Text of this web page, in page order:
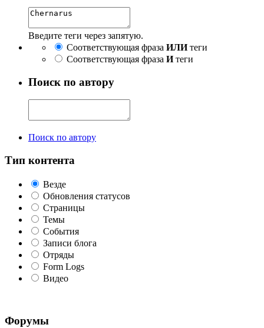
Введите теги через запятую.
Соответствующая фраза ИЛИтеги
Соответствующая фраза Итеги
Поиск по автору
Поиск по автору
Тип контента
Везде
Обновления статусов
Страницы
Темы
События
Записи блога
Отряды
Form Logs
Видео
Форумы